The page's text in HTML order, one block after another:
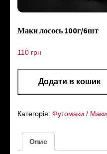
Маки лосось 100г/6шт
110 грн
Додати в кошик
Категорія: Футомаки / Маки
Опис